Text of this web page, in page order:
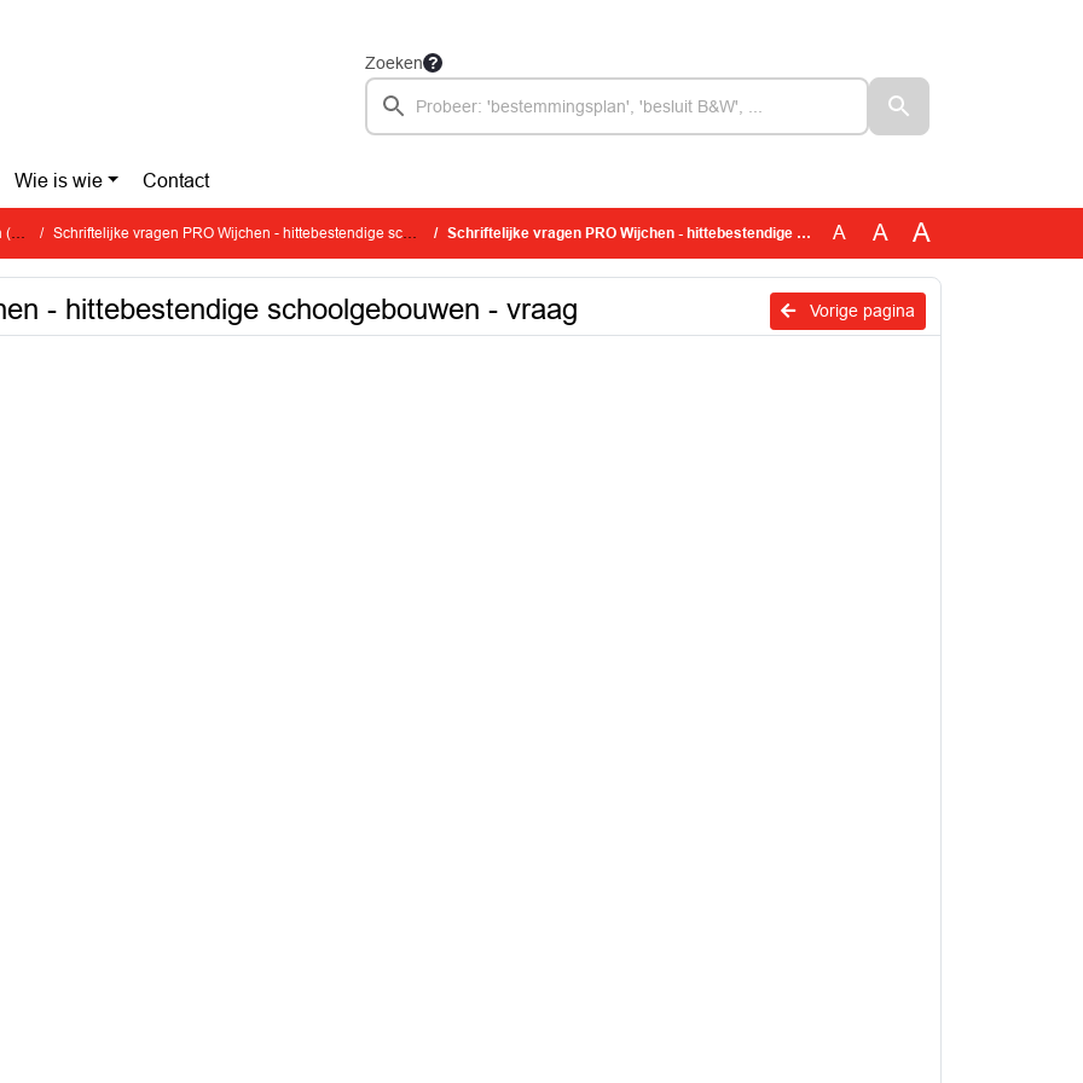
Zoeken
Wie is wie Contact
Schriftelijke vragen PRO Wijchen - hittebestendige schoolgebouwen - vraag Schriftelijke vragen PRO Wijchen - hittebestendige schoolgebouwen - vraag A A A
Vorige pagina
- hittebestendige schoolgebouwen - vraag